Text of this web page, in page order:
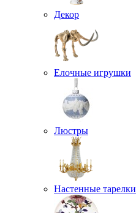
Декор
Елочные игрушки
Люстры
Настенные тарелки